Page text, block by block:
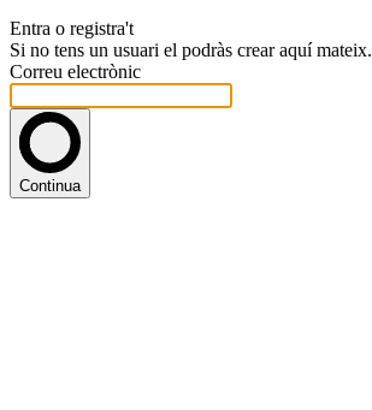
Entra o registra't
Si no tens un usuari el podràs crear aquí mateix.
Correu electrònic
Continua